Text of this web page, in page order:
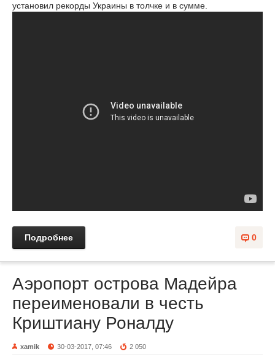
установил рекорды Украины в толчке и в сумме.
0
Подробнее
Аэропорт острова Мадейра
переименовали в честь
Криштиану Роналду
xamik 30-03-2017, 07:46 2 050